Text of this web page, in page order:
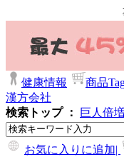
健康情報 商品
漢方会社
検索トップ ：
巨人倍増
お気に入りに追加|